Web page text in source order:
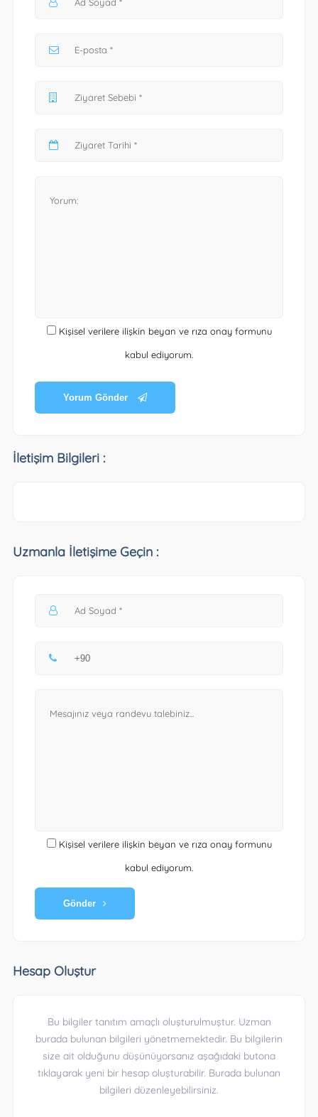
Kişisel verilere ilişkin beyan ve rıza onay formunu
kabul ediyorum.
Yorum Gönder
İletişim Bilgileri :
Uzmanla İletişime Geçin :
Kişisel verilere ilişkin beyan ve rıza onay formunu
kabul ediyorum.
Gönder
Hesap Oluştur
Bu bilgiler tanıtım amaçlı oluşturulmuştur. Uzman
burada bulunan bilgileri yönetmemektedir. Bu bilgilerin
size ait olduğunu düşünüyorsanız aşağıdaki butona
tıklayarak yeni bir hesap oluşturabilir. Burada bulunan
bilgileri düzenleyebilirsiniz.